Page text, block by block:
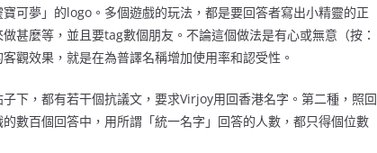
可夢」的logo。多個遊戲的玩法，都是要回答者寫出小精靈的正
甚麼等，並且要tag數個朋友。不論這個做法是有心或無意（按：
觀效果，就是在為普譯名稱增加使用率和認受性。
下，都有若干個抗議文，要求Virjoy用回香港名字。第二種，照回
數百個回答中，用所謂「統一名字」回答的人數，都只得個位數